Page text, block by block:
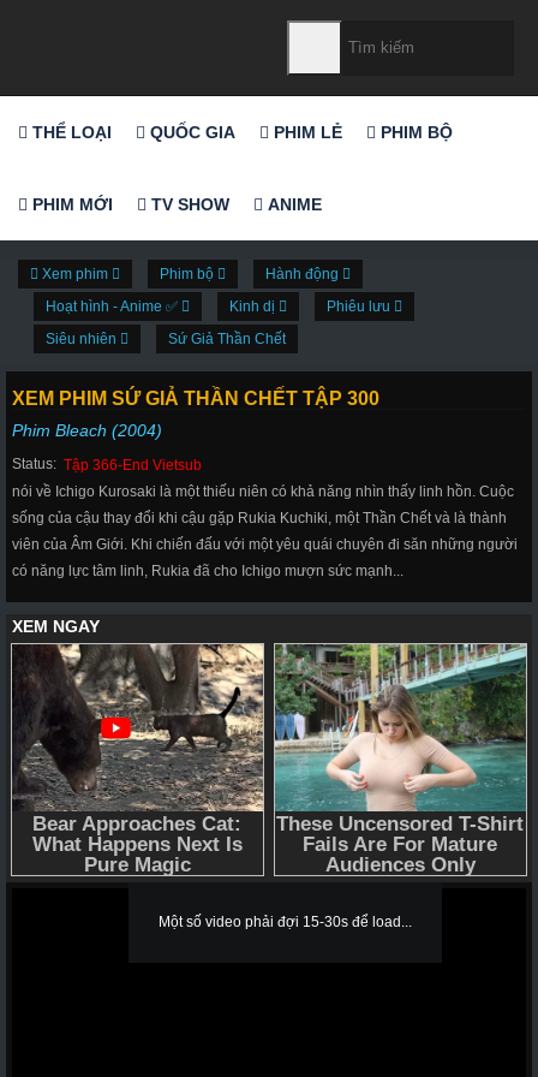
THỂ LOẠI QUỐC GIA PHIM LẺ PHIM BỘ
PHIM MỚI TV SHOW ANIME
Xem phim Phim bộ
Hành động
Hoạt hình - Anime ✅
Kinh dị
Phiêu lưu
Siêu nhiên
Sứ Giả Thần Chết
XEM PHIM SỨ GIẢ THẦN CHẾT TẬP 300
Phim Bleach (2004)
Status: Tập 366-End Vietsub
nói về Ichigo Kurosaki là một thiếu niên có khả năng nhìn thấy linh hồn. Cuộc
sống của cậu thay đổi khi cậu gặp Rukia Kuchiki, một Thần Chết và là thành
viên của Âm Giới. Khi chiến đấu với một yêu quái chuyên đi săn những người
có năng lực tâm linh, Rukia đã cho Ichigo mượn sức mạnh...
Một số video phải đợi 15-30s để load...